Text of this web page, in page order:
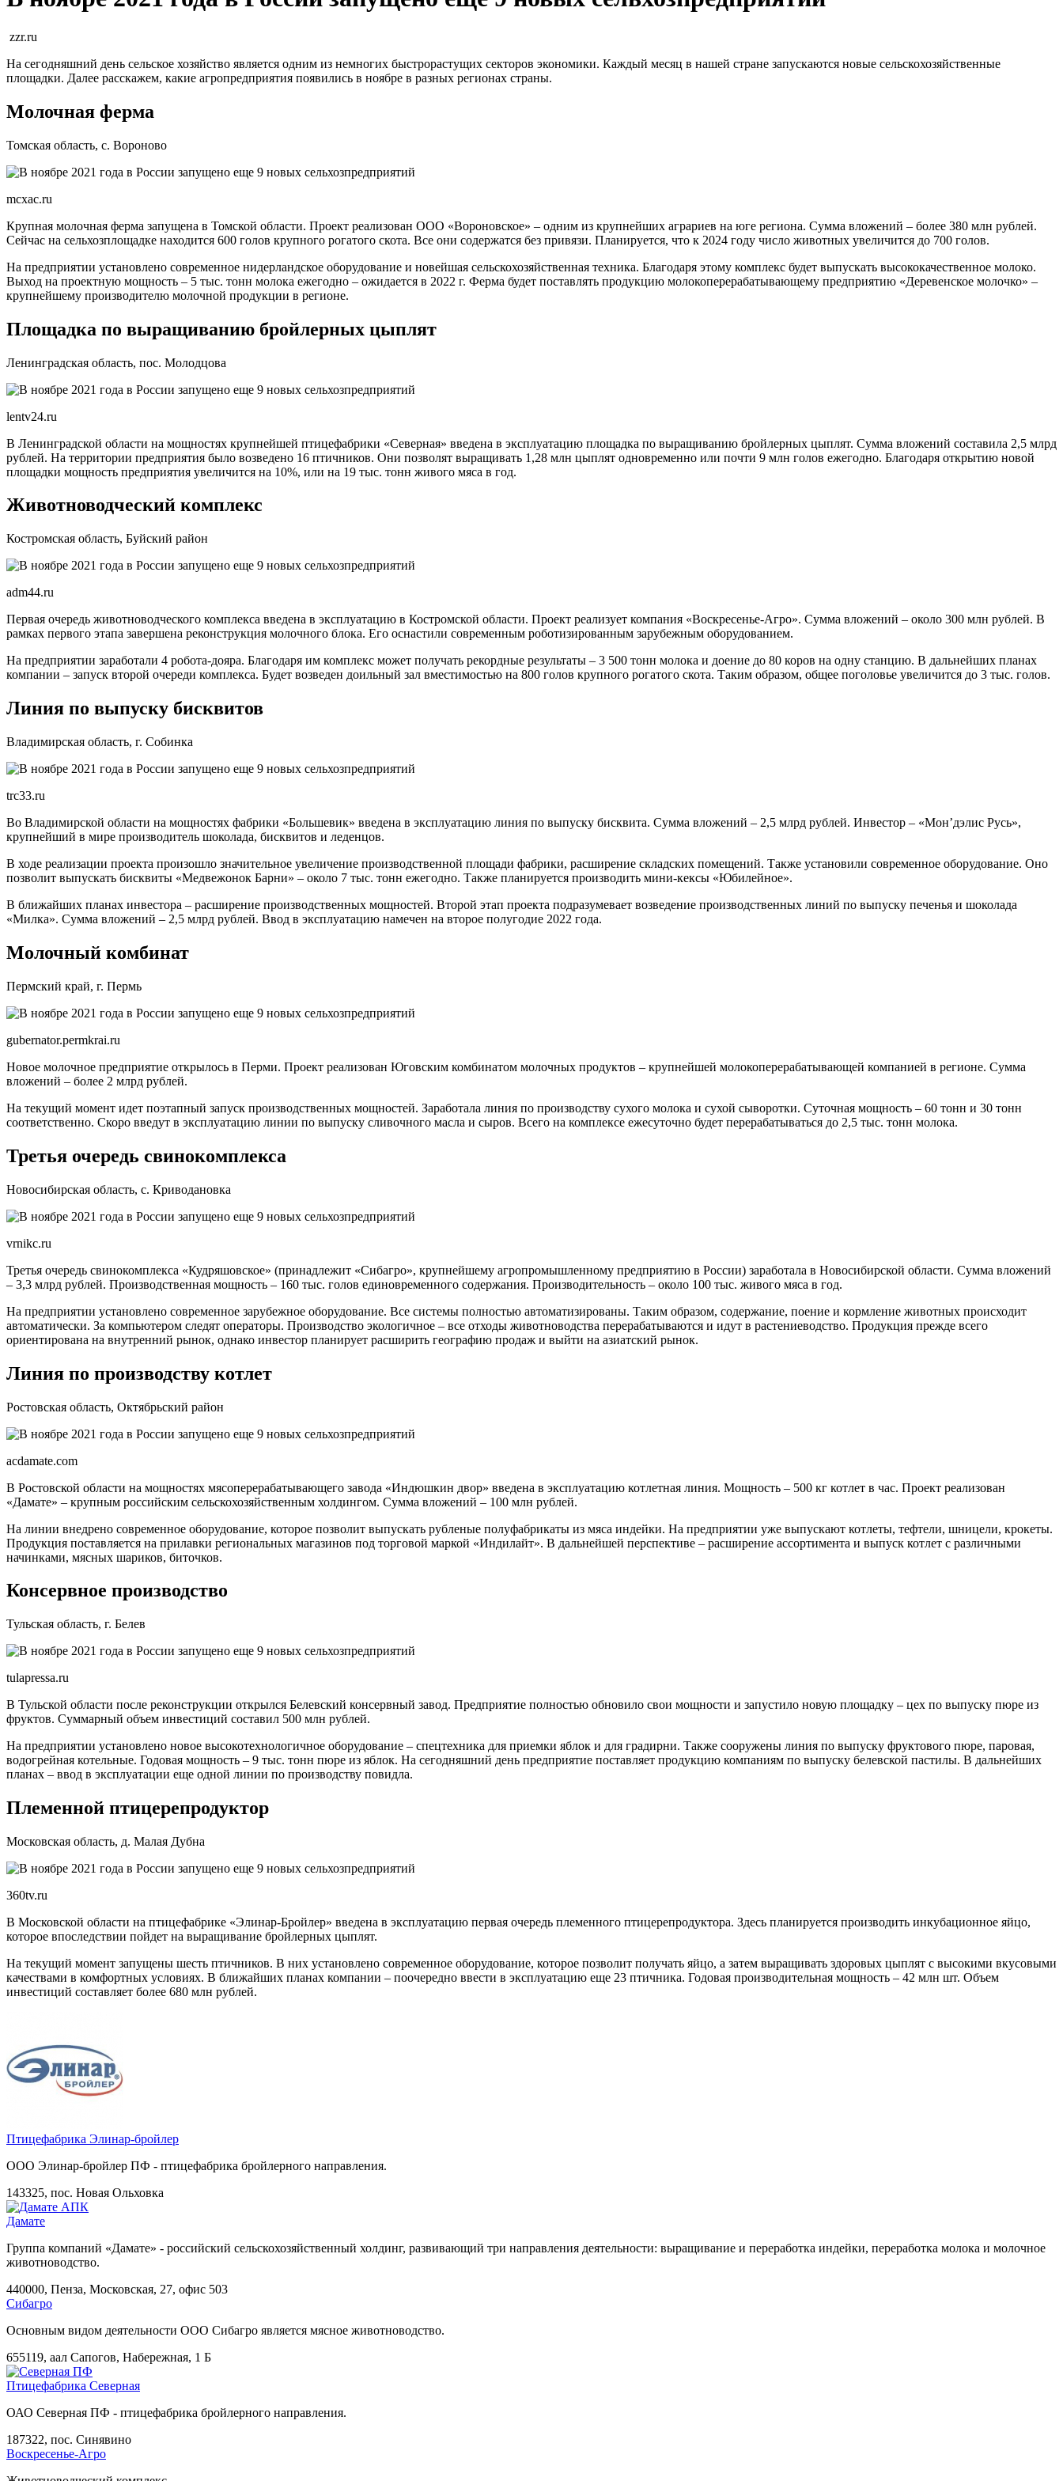
zzr.ru
На сегодняшний день сельское хозяйство является одним из немногих быстрорастущих секторов экономики. Каждый месяц в нашей стране запускаются новые сельскохозяйственные
площадки. Далее расскажем, какие агропредприятия появились в ноябре в разных регионах страны.
Молочная ферма
Томская область, с. Вороново
mcxac.ru
Крупная молочная ферма запущена в Томской области. Проект реализован ООО «Вороновское» – одним из крупнейших аграриев на юге региона. Сумма вложений – более 380 млн рублей.
Сейчас на сельхозплощадке находится 600 голов крупного рогатого скота. Все они содержатся без привязи. Планируется, что к 2024 году число животных увеличится до 700 голов.
На предприятии установлено современное нидерландское оборудование и новейшая сельскохозяйственная техника. Благодаря этому комплекс будет выпускать высококачественное молоко.
Выход на проектную мощность – 5 тыс. тонн молока ежегодно – ожидается в 2022 г. Ферма будет поставлять продукцию молокоперерабатывающему предприятию «Деревенское молочко» –
крупнейшему производителю молочной продукции в регионе.
Площадка по выращиванию бройлерных цыплят
Ленинградская область, пос. Молодцова
lentv24.ru
В Ленинградской области на мощностях крупнейшей птицефабрики «Северная» введена в эксплуатацию площадка по выращиванию бройлерных цыплят. Сумма вложений составила 2,5 млрд
рублей. На территории предприятия было возведено 16 птичников. Они позволят выращивать 1,28 млн цыплят одновременно или почти 9 млн голов ежегодно. Благодаря открытию новой
площадки мощность предприятия увеличится на 10%, или на 19 тыс. тонн живого мяса в год.
Животноводческий комплекс
Костромская область, Буйский район
adm44.ru
Первая очередь животноводческого комплекса введена в эксплуатацию в Костромской области. Проект реализует компания «Воскресенье-Агро». Сумма вложений – около 300 млн рублей. В
рамках первого этапа завершена реконструкция молочного блока. Его оснастили современным роботизированным зарубежным оборудованием.
На предприятии заработали 4 робота-дояра. Благодаря им комплекс может получать рекордные результаты – 3 500 тонн молока и доение до 80 коров на одну станцию. В дальнейших планах
компании – запуск второй очереди комплекса. Будет возведен доильный зал вместимостью на 800 голов крупного рогатого скота. Таким образом, общее поголовье увеличится до 3 тыс. голов.
Линия по выпуску бисквитов
Владимирская область, г. Собинка
trc33.ru
Во Владимирской области на мощностях фабрики «Большевик» введена в эксплуатацию линия по выпуску бисквита. Сумма вложений – 2,5 млрд рублей. Инвестор – «Мон’дэлис Русь»,
крупнейший в мире производитель шоколада, бисквитов и леденцов.
В ходе реализации проекта произошло значительное увеличение производственной площади фабрики, расширение складских помещений. Также установили современное оборудование. Оно
позволит выпускать бисквиты «Медвежонок Барни» – около 7 тыс. тонн ежегодно. Также планируется производить мини-кексы «Юбилейное».
В ближайших планах инвестора – расширение производственных мощностей. Второй этап проекта подразумевает возведение производственных линий по выпуску печенья и шоколада
«Милка». Сумма вложений – 2,5 млрд рублей. Ввод в эксплуатацию намечен на второе полугодие 2022 года.
Молочный комбинат
Пермский край, г. Пермь
gubernator.permkrai.ru
Новое молочное предприятие открылось в Перми. Проект реализован Юговским комбинатом молочных продуктов – крупнейшей молокоперерабатывающей компанией в регионе. Сумма
вложений – более 2 млрд рублей.
На текущий момент идет поэтапный запуск производственных мощностей. Заработала линия по производству сухого молока и сухой сыворотки. Суточная мощность – 60 тонн и 30 тонн
соответственно. Скоро введут в эксплуатацию линии по выпуску сливочного масла и сыров. Всего на комплексе ежесуточно будет перерабатываться до 2,5 тыс. тонн молока.
Третья очередь свинокомплекса
Новосибирская область, с. Криводановка
vrnikc.ru
Третья очередь свинокомплекса «Кудряшовское» (принадлежит «Сибагро», крупнейшему агропромышленному предприятию в России) заработала в Новосибирской области. Сумма вложений
– 3,3 млрд рублей. Производственная мощность – 160 тыс. голов единовременного содержания. Производительность – около 100 тыс. живого мяса в год.
На предприятии установлено современное зарубежное оборудование. Все системы полностью автоматизированы. Таким образом, содержание, поение и кормление животных происходит
автоматически. За компьютером следят операторы. Производство экологичное – все отходы животноводства перерабатываются и идут в растениеводство. Продукция прежде всего
ориентирована на внутренний рынок, однако инвестор планирует расширить географию продаж и выйти на азиатский рынок.
Линия по производству котлет
Ростовская область, Октябрьский район
acdamate.com
В Ростовской области на мощностях мясоперерабатывающего завода «Индюшкин двор» введена в эксплуатацию котлетная линия. Мощность – 500 кг котлет в час. Проект реализован
«Дамате» – крупным российским сельскохозяйственным холдингом. Сумма вложений – 100 млн рублей.
На линии внедрено современное оборудование, которое позволит выпускать рубленые полуфабрикаты из мяса индейки. На предприятии уже выпускают котлеты, тефтели, шницели, крокеты.
Продукция поставляется на прилавки региональных магазинов под торговой маркой «Индилайт». В дальнейшей перспективе – расширение ассортимента и выпуск котлет с различными
начинками, мясных шариков, биточков.
Консервное производство
Тульская область, г. Белев
tulapressa.ru
В Тульской области после реконструкции открылся Белевский консервный завод. Предприятие полностью обновило свои мощности и запустило новую площадку – цех по выпуску пюре из
фруктов. Суммарный объем инвестиций составил 500 млн рублей.
На предприятии установлено новое высокотехнологичное оборудование – спецтехника для приемки яблок и для градирни. Также сооружены линия по выпуску фруктового пюре, паровая,
водогрейная котельные. Годовая мощность – 9 тыс. тонн пюре из яблок. На сегодняшний день предприятие поставляет продукцию компаниям по выпуску белевской пастилы. В дальнейших
планах – ввод в эксплуатации еще одной линии по производству повидла.
Племенной птицерепродуктор
Московская область, д. Малая Дубна
360tv.ru
В Московской области на птицефабрике «Элинар-Бройлер» введена в эксплуатацию первая очередь племенного птицерепродуктора. Здесь планируется производить инкубационное яйцо,
которое впоследствии пойдет на выращивание бройлерных цыплят.
На текущий момент запущены шесть птичников. В них установлено современное оборудование, которое позволит получать яйцо, а затем выращивать здоровых цыплят с высокими вкусовыми
качествами в комфортных условиях. В ближайших планах компании – поочередно ввести в эксплуатацию еще 23 птичника. Годовая производительная мощность – 42 млн шт. Объем
инвестиций составляет более 680 млн рублей.
Птицефабрика Элинар-бройлер
ООО Элинар-бройлер ПФ - птицефабрика бройлерного направления.
143325, пос. Новая Ольховка
Дамате
Группа компаний «Дамате» - российский сельскохозяйственный холдинг, развивающий три направления деятельности: выращивание и переработка индейки, переработка молока и молочное
животноводство.
440000, Пенза, Московская, 27, офис 503
Сибагро
Основным видом деятельности ООО Сибагро является мясное животноводство.
655119, аал Сапогов, Набережная, 1 Б
Птицефабрика Северная
ОАО Северная ПФ - птицефабрика бройлерного направления.
187322, пос. Синявино
Воскресенье-Агро